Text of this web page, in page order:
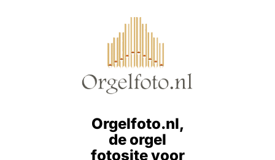
Orgelfoto.nl,
de orgel
fotosite voor